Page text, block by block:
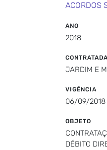
ACORDOS
ANO
2018
CONTRATADA
JARDIM E
VIGÊNCIA
06/09/
OBJETO
DÉBITO